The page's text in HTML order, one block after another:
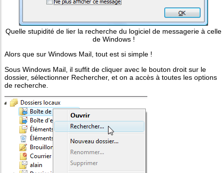
Quelle stupidité de lier la recherche du logiciel de messagerie à celle
de Windows !
Alors que sur Windows Mail, tout est si simple !
Sous Windows Mail, il suffit de cliquer avec le bouton droit sur le
dossier, sélectionner Rechercher, et on a accès à toutes les options
de recherche.